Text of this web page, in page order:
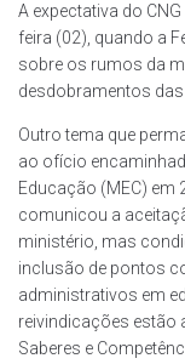
A expectativa do
feira (02), quando a
sobre os rumos da
desdobramentos
Outro tema que
ao ofício
Educação (MEC) em
comunicou a
ministério, mas
inclusão de pontos
administrativos em
reivindicações estão
Saberes e